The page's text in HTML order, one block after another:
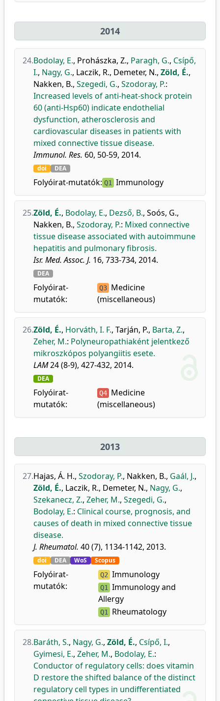
2014
24.Bodolay, E., Prohászka, Z., Paragh, G., Csípő,
I., Nagy, G., Laczik, R., Demeter, N., Zöld, É.,
Nakken, B., Szegedi, G., Szodoray, P.:
Increased levels of anti-heat-shock protein
60 (anti-Hsp60) indicate endothelial
dysfunction, atherosclerosis and
cardiovascular diseases in patients with
mixed connective tissue disease.
Immunol. Res. 60, 50-59, 2014.
doi DEA
Folyóirat-mutatók: Q1 Immunology
25.Zöld, É., Bodolay, E., Dezső, B., Soós, G.,
Nakken, B., Szodoray, P.: Mixed connective
tissue disease associated with autoimmune
hepatitis and pulmonary fibrosis.
Isr. Med. Assoc. J. 16, 733-734, 2014.
DEA
Folyóirat-
mutatók:
Q3 Medicine
(miscellaneous)
26.Zöld, É., Horváth, I. F., Tarján, P., Barta, Z.,
Zeher, M.: Polyneuropathiaként jelentkező
mikroszkópos polyangiitis esete.
LAM24 (8-9), 427-432, 2014.
DEA
Folyóirat-
mutatók:
Q4 Medicine
(miscellaneous)
2013
27.Hajas, Á. H., Szodoray, P., Nakken, B., Gaál, J.,
Zöld, É., Laczik, R., Demeter, N., Nagy, G.,
Szekanecz, Z., Zeher, M., Szegedi, G.,
Bodolay, E.: Clinical course, prognosis, and
causes of death in mixed connective tissue
disease.
J. Rheumatol. 40 (7), 1134-1142, 2013.
doi DEA WoS Scopus
Folyóirat-
mutatók:
Q2 Immunology
Q1
Immunology and
Allergy
Q1 Rheumatology
28.Baráth, S., Nagy, G., Zöld, É., Csípő, I.,
Gyimesi, E., Zeher, M., Bodolay, E.:
Conductor of regulatory cells: does vitamin
D restore the shifted balance of the distinct
regulatory cell types in undifferentiated